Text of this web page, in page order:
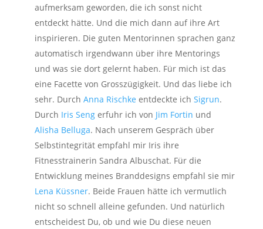
aufmerksam geworden, die ich sonst nicht
entdeckt hätte. Und die mich dann auf ihre Art
inspirieren. Die guten Mentorinnen sprachen ganz
automatisch irgendwann über ihre Mentorings
und was sie dort gelernt haben. Für mich ist das
eine Facette von Grosszügigkeit. Und das liebe ich
sehr. Durch Anna Rischke entdeckte ich Sigrun.
Durch Iris Sengerfuhr ich von Jim Fortin und
Alisha Belluga. Nach unserem Gespräch über
Selbstintegrität empfahl mir Iris ihre
Fitnesstrainerin Sandra Albuschat. Für die
Entwicklung meines Branddesigns empfahl sie mir
Lena Küssner. Beide Frauen hätte ich vermutlich
nicht so schnell alleine gefunden. Und natürlich
entscheidest Du, ob und wie Du diese neuen